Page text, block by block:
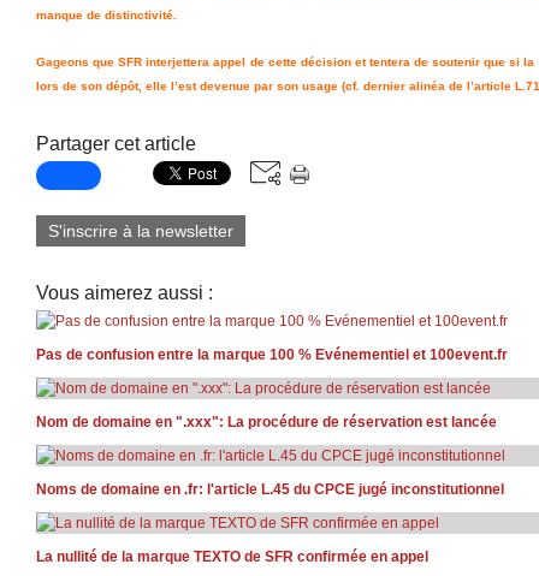
manque de distinctivité.
Gageons que SFR interjettera appel de cette décision et tentera de soutenir que si la
lors de son dépôt, elle l’est devenue par son usage (cf. dernier alinéa de l’article
Partager cet article
S'inscrire à la newsletter
Vous aimerez aussi :
Pas de confusion entre la marque 100 % Evénementiel et 100event.fr
Nom de domaine en ".xxx": La procédure de réservation est lancée
Noms de domaine en .fr: l'article L.45 du CPCE jugé inconstitutionnel
La nullité de la marque TEXTO de SFR confirmée en appel